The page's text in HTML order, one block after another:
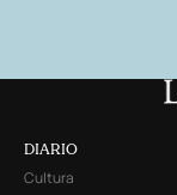
DIARIO
Cultura